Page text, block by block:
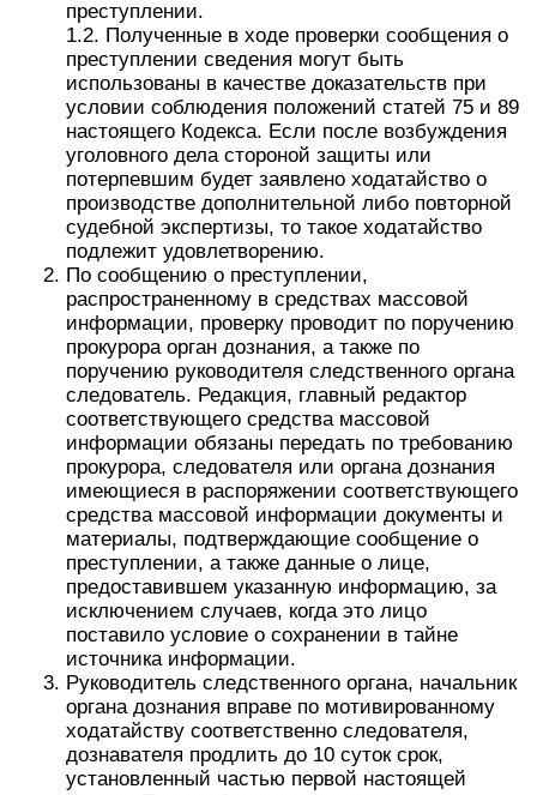
преступлении.
1.2. Полученные в ходе проверки сообщения о
преступлении сведения могут быть
использованы в качестве доказательств при
условии соблюдения положений статей 75 и 89
настоящего Кодекса. Если после возбуждения
уголовного дела стороной защиты или
потерпевшим будет заявлено ходатайство о
производстве дополнительной либо повторной
судебной экспертизы, то такое ходатайство
подлежит удовлетворению.
По сообщению о преступлении,
распространенному в средствах массовой
информации, проверку проводит по поручению
прокурора орган дознания, а также по
поручению руководителя следственного органа
следователь. Редакция, главный редактор
соответствующего средства массовой
информации обязаны передать по требованию
прокурора, следователя или органа дознания
имеющиеся в распоряжении соответствующего
средства массовой информации документы и
материалы, подтверждающие сообщение о
преступлении, а также данные о лице,
предоставившем указанную информацию, за
исключением случаев, когда это лицо
поставило условие о сохранении в тайне
источника информации.
Руководитель следственного органа, начальник
органа дознания вправе по мотивированному
ходатайству соответственно следователя,
дознавателя продлить до 10 суток срок,
установленный частью первой настоящей